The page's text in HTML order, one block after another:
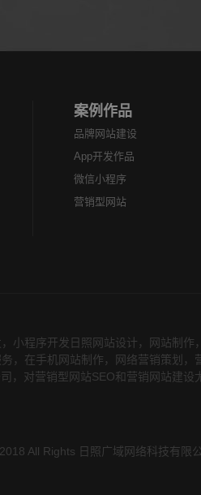
案例作品
品牌网站建设
App开发作品
微信小程序
营销型网站
，小程序开发日照网站设计，网站制
，在手机网站制作，网络营销策划
，对营销型网站SEO和营销网站建
All Rights 日照广域网络科技有限